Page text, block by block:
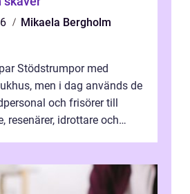
Mikaela Bergholm
Stödstrumpor med
men i dag används de
och frisörer till
resenärer, idrottare och